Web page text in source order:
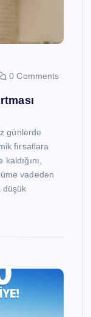
0 Comments
günlerde
fırsatlara
vadeden
düşük